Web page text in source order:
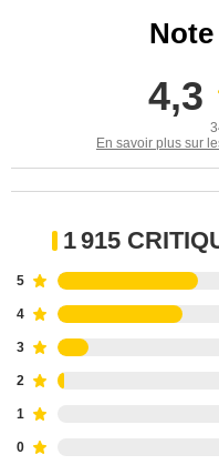
4,3
En savoir plus sur
1 915
5
4
3
2
1
0